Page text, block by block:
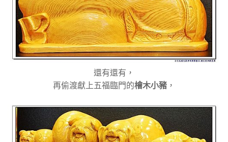
還有還有，
再偷渡獻上五福臨門的檜木小豬 ，